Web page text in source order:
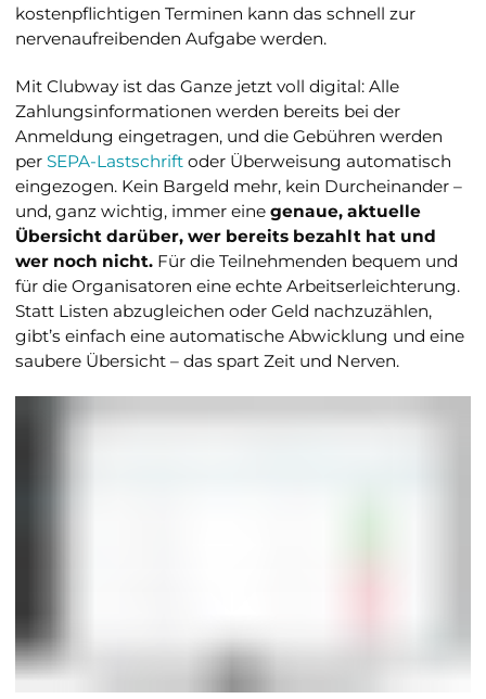
kostenpflichtigen Terminen kann das schnell zur
nervenaufreibenden Aufgabe werden.
Mit Clubway ist das Ganze jetzt voll digital: Alle
Zahlungsinformationen werden bereits bei der
Anmeldung eingetragen, und die Gebühren werden
per SEPA-Lastschrift oder Überweisung automatisch
eingezogen. Kein Bargeld mehr, kein Durcheinander –
und, ganz wichtig, immer eine genaue, aktuelle
Übersicht darüber, wer bereits bezahlt hat und
wer noch nicht. Für die Teilnehmenden bequem und
für die Organisatoren eine echte Arbeitserleichterung.
Statt Listen abzugleichen oder Geld nachzuzählen,
gibt’s einfach eine automatische Abwicklung und eine
saubere Übersicht – das spart Zeit und Nerven.